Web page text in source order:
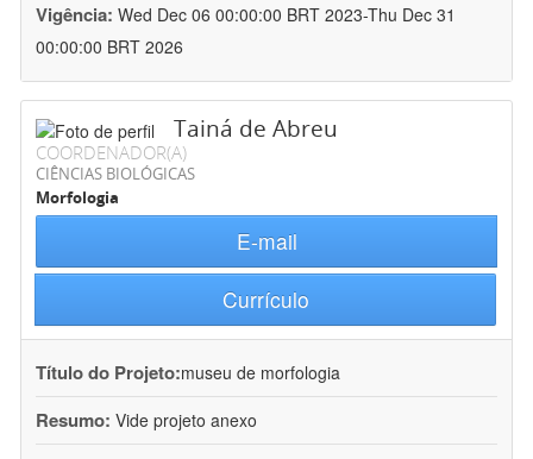
Vigência: Wed Dec 06 00:00:00 BRT 2023-Thu Dec 31
00:00:00 BRT 2026
Tainá de Abreu
COORDENADOR(A)
CIÊNCIAS BIOLÓGICAS
Morfologia
E-mail
Currículo
Título do Projeto:museu de morfologia
Resumo: Vide projeto anexo